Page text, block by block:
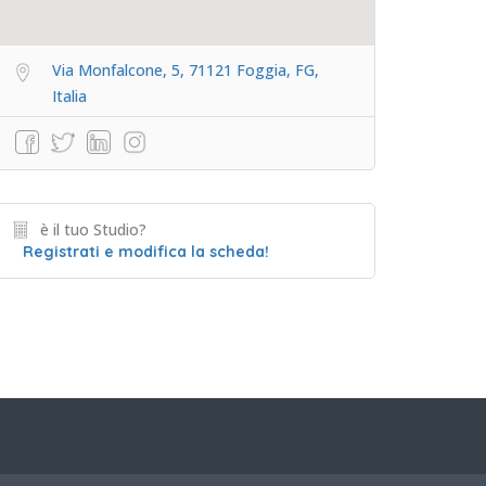
Via Monfalcone, 5, 71121 Foggia, FG,
Italia
è il tuo Studio?
Registrati e modifica la scheda!